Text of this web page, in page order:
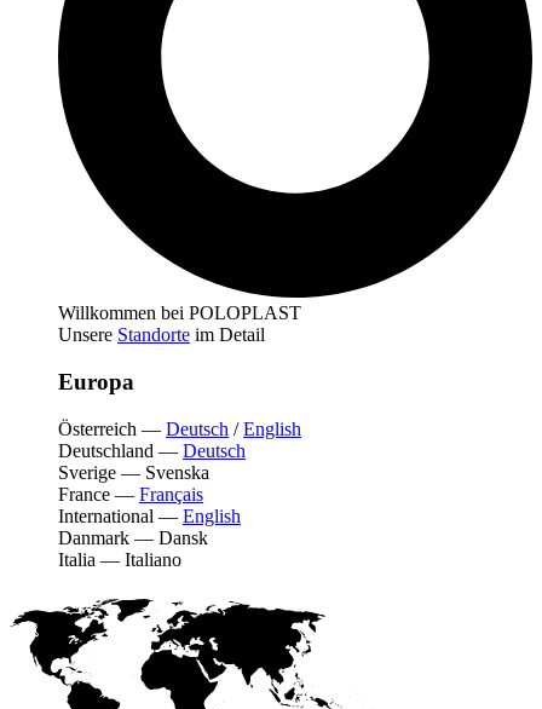
Willkommen bei POLOPLAST
Unsere Standorte im Detail
Europa
Österreich — Deutsch /English
Deutschland — Deutsch
Sverige — Svenska
France — Français
International — English
Danmark — Dansk
Italia — Italiano